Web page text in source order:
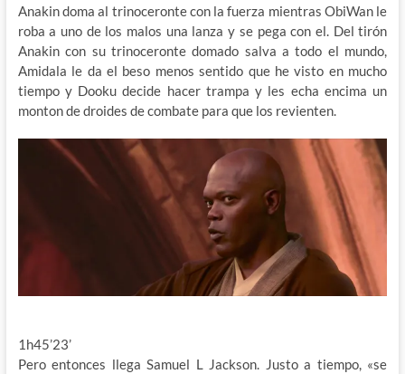
Anakin doma al trinoceronte con la fuerza mientras ObiWan le
roba a uno de los malos una lanza y se pega con el. Del tirón
Anakin con su trinoceronte domado salva a todo el mundo,
Amidala le da el beso menos sentido que he visto en mucho
tiempo y Dooku decide hacer trampa y les echa encima un
monton de droides de combate para que los revienten.
1h45’23’
Pero entonces llega Samuel L Jackson. Justo a tiempo, «se